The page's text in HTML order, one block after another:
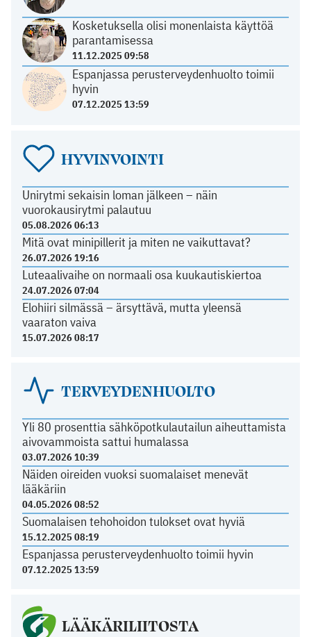
Kosketuksella olisi monenlaista käyttöä
parantamisessa
11.12.2025 09:58
Espanjassa perusterveydenhuolto toimii
hyvin
07.12.2025 13:59
HYVINVOINTI
Unirytmi sekaisin loman jälkeen – näin
vuorokausirytmi palautuu
05.08.2026 06:13
Mitä ovat minipillerit ja miten ne vaikuttavat?
26.07.2026 19:16
Luteaalivaihe on normaali osa kuukautiskiertoa
24.07.2026 07:04
Elohiiri silmässä – ärsyttävä, mutta yleensä
vaaraton vaiva
15.07.2026 08:17
TERVEYDENHUOLTO
Yli 80 prosenttia sähköpotkulautailun aiheuttamista
aivovammoista sattui humalassa
03.07.2026 10:39
Näiden oireiden vuoksi suomalaiset menevät
lääkäriin
04.05.2026 08:52
Suomalaisen tehohoidon tulokset ovat hyviä
15.12.2025 08:19
Espanjassa perusterveydenhuolto toimii hyvin
07.12.2025 13:59
LÄÄKÄRILIITOSTA